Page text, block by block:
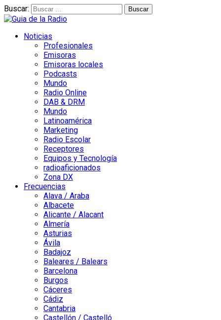
Buscar:
Noticias
Profesionales
Emisoras
Emisoras locales
Podcasts
Mundo
Radio Online
DAB & DRM
Mundo
Latinoamérica
Marketing
Radio Escolar
Receptores
Equipos y Tecnología
radioaficionados
Zona DX
Frecuencias
Alava / Araba
Albacete
Alicante / Alacant
Almería
Asturias
Ávila
Badajoz
Baleares / Balears
Barcelona
Burgos
Cáceres
Cádiz
Cantabria
Castellón / Castelló